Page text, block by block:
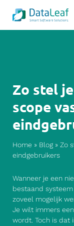
Zo stel
scope
Home » Blog »Zo
eindgebruikers
Wanneer jeeen
bestaand systeem
zoveel mogelijk
Je wilt immerseen
wordt . Toch isdat